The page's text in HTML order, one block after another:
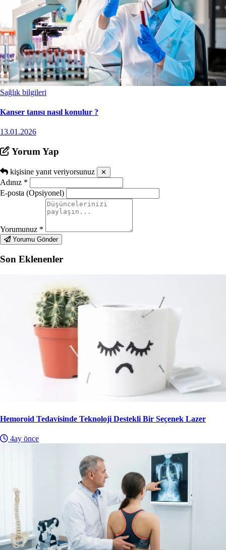
Sağlık bilgileri
Kanser tanısı nasıl konulur ?
13.01.2026
Yorum Yap
kişisine yanıt veriyorsunuz ✕
Adınız *
E-posta (Opsiyonel)
Yorumunuz *
Yorumu Gönder
Son Eklenenler
Hemoroid Tedavisinde Teknoloji Destekli Bir Seçenek Lazer
4ay önce